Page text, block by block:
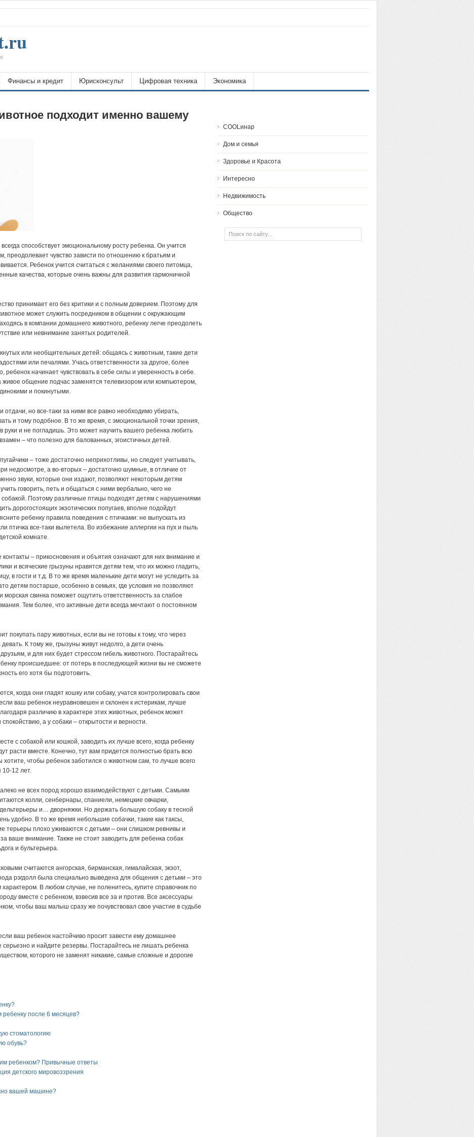
Финансы и кредит Юрисконсульт Цифровая техника Экономика
подходит именно вашему
способствует эмоциональному росту ребенка. Он учится
преодолевает чувство зависти по отношению к братьям и
Ребенок учится считаться с желаниями своего питомца,
качества, которые очень важны для развития гармоничной
принимает его без критики и с полным доверием. Поэтому для
может служить посредником в общении с окружающим
в компании домашнего животного, ребенку легче преодолеть
или невнимание занятых родителей.
или необщительных детей: общаясь с животным, такие дети
или печалями. Учась ответственности за другое, более
начинает чувствовать в себе силы и уверенность в себе.
живое общение подчас заменятся телевизором или компьютером,
и покинутыми.
отдачи, но все-таки за ними все равно необходимо убирать,
и тому подобное. В то же время, с эмоциональной точки зрения,
руки и не погладишь. Это может научить вашего ребенка любить
– что полезно для балованных, эгоистичных детей.
– тоже достаточно неприхотливы, но следует учитывать,
недосмотре, а во-вторых – достаточно шумные, в отличие от
звуки, которые они издают, позволяют некоторым детям
говорить, петь и общаться с ними вербально, чего не
Поэтому различные птицы подходят детям с нарушениями
дорогостоящих экзотических попугаев, вполне подойдут
ребенку правила поведения с птичками: не выпускать из
птичка все-таки вылетела. Во избежание аллергии на пух и пыль
комнате.
– прикосновения и объятия означают для них внимание и
и всяческие грызуны нравятся детям тем, что их можно гладить,
в гости и т.д. В то же время маленькие дети могут не уследить за
детям постарше, особенно в семьях, где условия не позволяют
морская свинка поможет ощутить ответственность за слабое
Тем более, что активные дети всегда мечтают о постоянном
покупать пару животных, если вы не готовы к тому, что через
К тому же, грызуны живут недолго, а дети очень
и для них будет стрессом гибель животного. Постарайтесь
происшедшее: от потерь в последующей жизни вы не сможете
его хотя бы подготовить.
когда они гладят кошку или собаку, учатся контролировать свои
ваш ребенок неуравновешен и склонен к истерикам, лучше
различию в характере этих животных, ребенок может
а у собаки – открытости и верности.
с собакой или кошкой, заводить их лучше всего, когда ребенку
расти вместе. Конечно, тут вам придется полностью брать всю
чтобы ребенок заботился о животном сам, то лучше всего
10-12 лет.
не всех пород хорошо взаимодействуют с детьми. Самыми
колли, сенбернары, спаниели, немецкие овчарки,
и… дворняжки. Но держать большую собаку в тесной
удобно. В то же время небольшие собачки, такие как таксы,
терьеры плохо уживаются с детьми – они слишком ревнивы и
ваше внимание. Также не стоит заводить для ребенка собак
и бультерьера.
считаются ангорская, бирманская, гималайская, экзот,
рэгдолл была специально выведена для общения с детьми – это
В любом случае, не поленитесь, купите справочник по
вместе с ребенком, взвесив все за и против. Все аксессуары
чтобы ваш малыш сразу же почувствовал свое участие в судьбе
ваш ребенок настойчиво просит завести ему домашнее
серьезно и найдите резервы. Постарайтесь не лишать ребенка
которого не заменят никакие, самые сложные и дорогие
ребенку после 6 месяцев?
стоматологию
обувь?
ребенком? Привычные ответы
детского мировоззрения
вашей машине?
COOLинар
Дом и семья
Здоровье и Красота
Интересно
Недвижимость
Общество